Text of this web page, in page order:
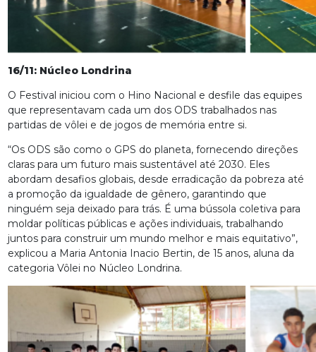
16/11: Núcleo Londrina
O Festival iniciou com o Hino Nacional e desfile das equipes
que representavam cada um dos ODS trabalhados nas
partidas de vôlei e de jogos de memória entre si.
“Os ODS são como o GPS do planeta, fornecendo direções
claras para um futuro mais sustentável até 2030. Eles
abordam desafios globais, desde erradicação da pobreza até
a promoção da igualdade de gênero, garantindo que
ninguém seja deixado para trás. É uma bússola coletiva para
moldar políticas públicas e ações individuais, trabalhando
juntos para construir um mundo melhor e mais equitativo”,
explicou a Maria Antonia Inacio Bertin, de 15 anos, aluna da
categoria Vôlei no Núcleo Londrina.